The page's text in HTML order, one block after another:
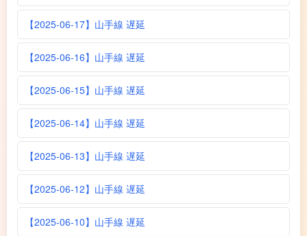
【2025-06-17】山手線 遅延
【2025-06-16】山手線 遅延
【2025-06-15】山手線 遅延
【2025-06-14】山手線 遅延
【2025-06-13】山手線 遅延
【2025-06-12】山手線 遅延
【2025-06-10】山手線 遅延